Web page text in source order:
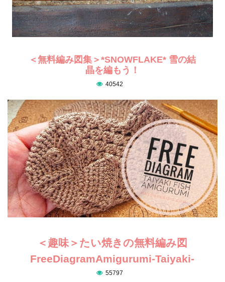
＜無料編み図集＞*SNOWFLAKE* 雪の結
晶を編もう！
40542
＜趣味＞たい焼きの無料編み図
FreeDiagramAmigurumi-Taiyaki-
55797